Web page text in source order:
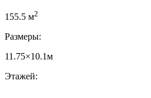
155.5 м2
Размеры:
11.75×10.1м
Этажей: